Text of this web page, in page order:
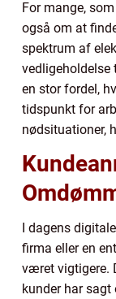
For mange,
også om at
spektrum af
vedligeholdelse
en stor fordel,
tidspunkt for
nødsituationer,
I dagens
firma eller en
været vigtigere.
kunder har